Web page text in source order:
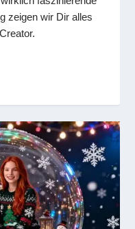
zeigen wir Dir alles